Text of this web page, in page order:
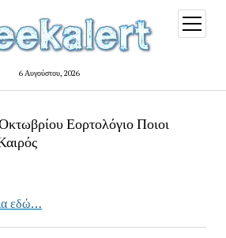
6 Αυγούστου, 2026
open
menu
Εορτολόγιο Ποιοι
εδώ…